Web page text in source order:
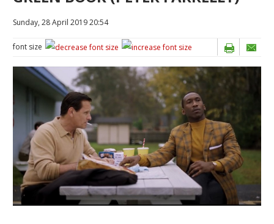
Sunday, 28 April 2019 20:54
font size